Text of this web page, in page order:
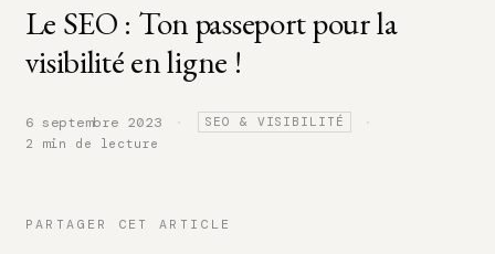
Le SEO : Ton passeport pour la
visibilité en ligne !
6 septembre 2023 · SEO & VISIBILITÉ ·
2 min de lecture
PARTAGER CET ARTICLE